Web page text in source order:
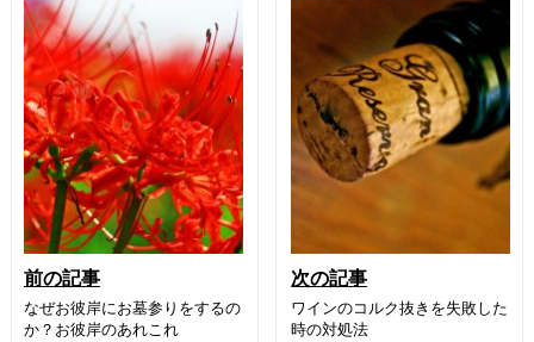
前の記事
なぜお彼岸にお墓参りをするの
か？お彼岸のあれこれ
次の記事
ワインのコルク抜きを失敗した
時の対処法